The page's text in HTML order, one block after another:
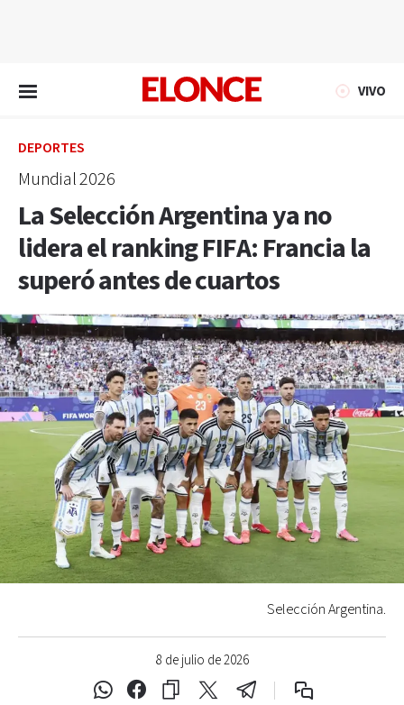
VIVO
DEPORTES
Mundial 2026
La Selección Argentina ya no
lidera el ranking FIFA: Francia la
superó antes de cuartos
8 de julio de 2026
Selección Argentina.